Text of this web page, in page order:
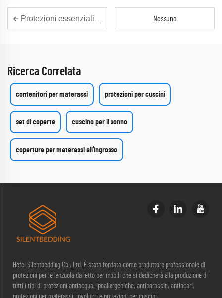
migliora la
liquidi, garantendo
un comfort e una
protezione duraturi.
Protezioni essenziali per materassi: una soluzione economica per proteggere i materassi Nessuno
Ricerca Correlata
contenitori per materassi protezioni per cuscini
set di coperte cuscino per il sonno
coperture per materassi all'ingrosso
Hefei Silentbedding Co., Ltd. È stata fondata come produttore professionale di
protezioni per le lenzuola da letto per mobili che si dedicherà alla produzione di
tutti i tipi di protezioni antiacqua, ipoallergeniche, antiparassiti, antiacari,
protezioni per materassi, involucri e protezioni per cuscini.